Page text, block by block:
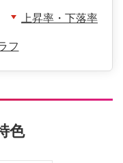
上昇率・下落率
フ
色